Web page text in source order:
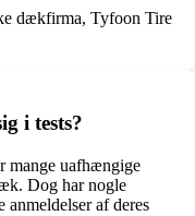
dækfirma, Tyfoon Tire
i tests?
mange uafhængige
Dog har nogle
af deres